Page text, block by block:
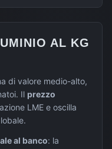
AL KG
di valore medio-alto,
Il prezzo
LME e oscilla
al banco: la